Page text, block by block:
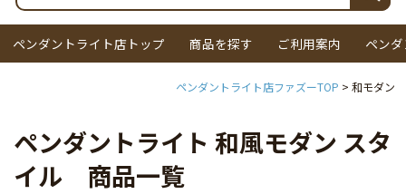
ペンダントライト店トップ 商品を探す ご利用案内 ペン
ペンダントライト店ファズーTOP 和モダン
ペンダントライト 和風モダン スタ
イル 商品一覧